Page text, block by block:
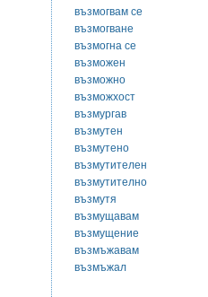
възмогвам се
възмогване
възмогна се
възможен
възможно
възможхост
възмургав
възмутен
възмутено
възмутителен
възмутително
възмутя
възмущавам
възмущение
възмъжавам
възмъжал